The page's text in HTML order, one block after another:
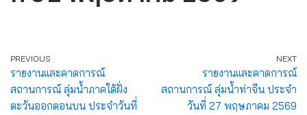
PREVIOUS
รายงานและคาดการณ์
สถานการณ์ ลุ่มน้ำภาคใต้ฝั่ง
ตะวันออกตอนบน ประจำวันที่
NEXT
รายงานและคาดการณ์
สถานการณ์ ลุ่มน้ำท่าจีน ประจำ
วันที่ 27 พฤษภาคม 2569